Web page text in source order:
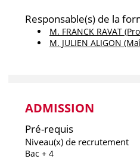
Responsable(s) de la
M. FRANCK RAVAT
M. JULIEN ALIGON
ADMISSION
Pré-requis
Niveau(x) de recrutement
Bac + 4